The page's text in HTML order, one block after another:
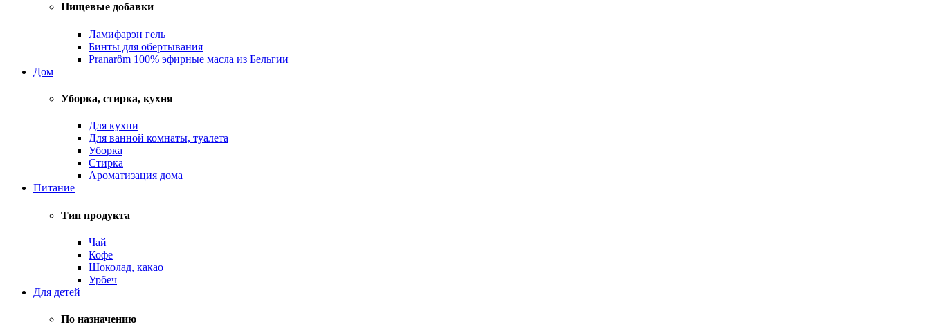
Пищевые добавки
Ламифарэн гель
Бинты для обертывания
Pranarôm 100% эфирные масла из Бельгии
Дом
Уборка, стирка, кухня
Для кухни
Для ванной комнаты, туалета
Уборка
Стирка
Ароматизация дома
Питание
Тип продукта
Чай
Кофе
Шоколад, какао
Урбеч
Для детей
По назначению